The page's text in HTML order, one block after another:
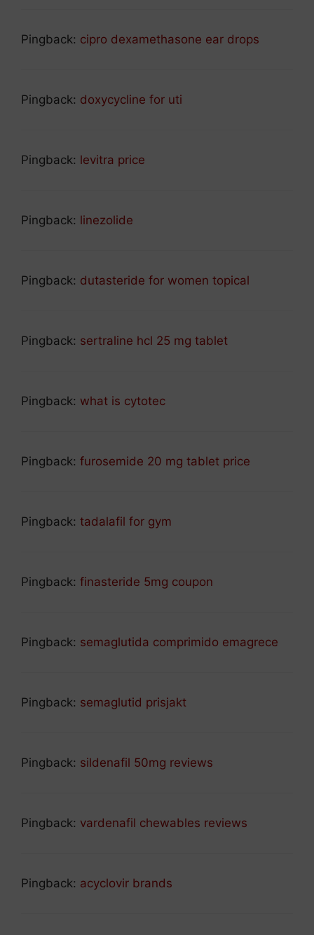
Pingback: cipro dexamethasone ear drops
Pingback: doxycycline for uti
Pingback: levitra price
Pingback: linezolide
Pingback: dutasteride for women topical
Pingback: sertraline hcl 25 mg tablet
Pingback: what is cytotec
Pingback: furosemide 20 mg tablet price
Pingback: tadalafil for gym
Pingback: finasteride 5mg coupon
Pingback: semaglutida comprimido emagrece
Pingback: semaglutid prisjakt
Pingback: sildenafil 50mg reviews
Pingback: vardenafil chewables reviews
Pingback: acyclovir brands